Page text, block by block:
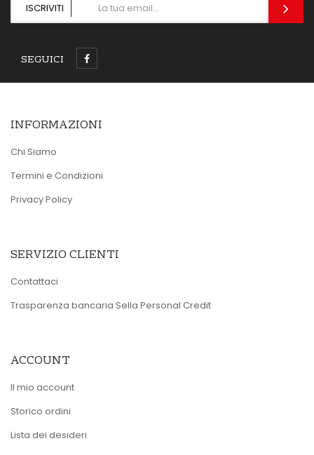
ISCRIVITI
SEGUICI
INFORMAZIONI
Chi Siamo
Termini e Condizioni
Privacy Policy
SERVIZIO CLIENTI
Contattaci
Trasparenza bancaria Sella Personal Credit
ACCOUNT
Il mio account
Storico ordini
Lista dei desideri